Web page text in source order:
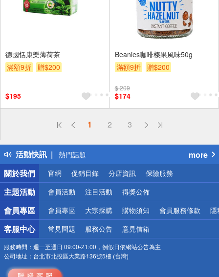
德國恬康樂薄荷茶
滿額9折
贈$200
$195
Beanies咖啡榛果風味50g
滿額9折
贈$200
$ 209
$174
1 2 3
活動快訊
偏遠地區配送
得獎公告
熱門話題
銀行優惠
偏遠地區配送
詐騙網頁！請小心！
more
關於我們
官網 促銷目錄 分店資訊 保險服務
主題活動 會員活動 注目活動 得獎公佈
會員專區 會員專區 大宗採購 購物須知 會員服務條款 隱
客服中心 常見問題 服務公告 意見信箱
服務時間： 週一至週日 09:00-21:00，例假日依網站公告為主
公司地址： 台北市北投區大業路136號5樓 (台灣)